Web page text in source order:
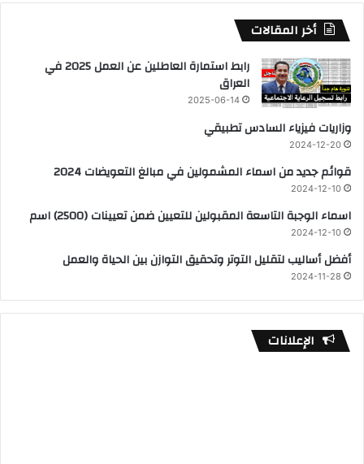
أخر المقالات
رابط استمارة العاطلين عن العمل 2025 في
العراق
2025-06-14
وزاريات فيزياء السادس تطبيقي
2024-12-20
قوائم جديد من اسماء المشمولين في مبالغ التعويضات 2024
2024-12-10
اسماء الوجبة التاسعة المقبولين للتعيين ضمن تعيينات (2500) اسم
2024-12-10
أفضل أساليب لتقليل التوتر وتحقيق التوازن بين الحياة والعمل
2024-11-28
الإعلانات